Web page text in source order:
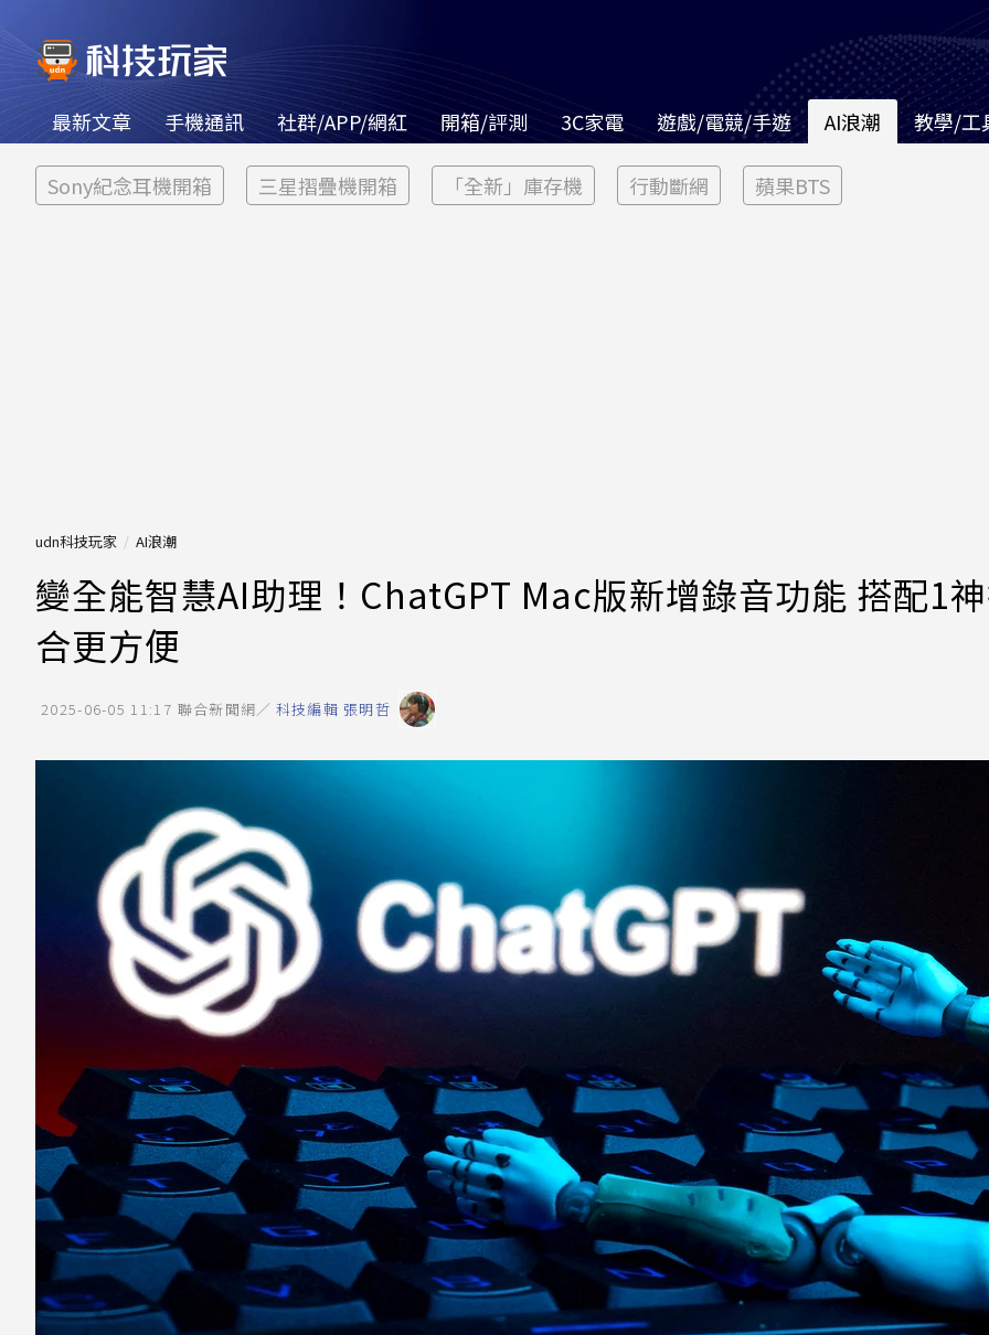
最新文章 手機通訊 社群/APP/網紅 開箱/評測 3C家電 遊戲/電競/手遊 AI浪潮 教學/工
Sony紀念耳機開箱 三星摺疊機開箱 「全新」庫存機 行動斷網 蘋果BTS
udn科技玩家 AI浪潮
變全能智慧AI助理！ChatGPT Mac版新增錄音功能 搭配1
合更方便
2025-06-05 11:17 聯合新聞網／ 科技編輯 張明哲